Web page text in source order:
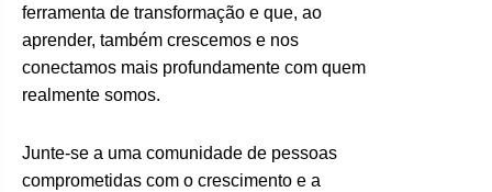
ferramenta de transformação e que, ao
aprender, também crescemos e nos
conectamos mais profundamente com quem
realmente somos.
Junte-se a uma comunidade de pessoas
comprometidas com o crescimento e a